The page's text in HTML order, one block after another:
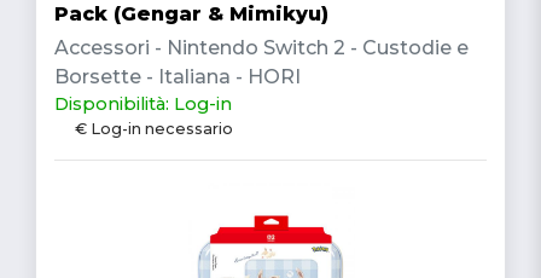
Pack (Gengar & Mimikyu)
Accessori - Nintendo Switch 2 - Custodie e
Borsette - Italiana - HORI
Disponibilità: Log-in
€ Log-in necessario